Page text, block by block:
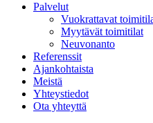
Palvelut
Vuokrattavat
Myytävät toimitilat
Neuvonanto
Referenssit
Ajankohtaista
Meistä
Yhteystiedot
Ota yhteyttä